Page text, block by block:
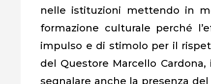
nelle istituzioni mettendo in
formazione culturale perché
impulso e di stimolo per il
del Questore Marcello
segnalare anche la presenza